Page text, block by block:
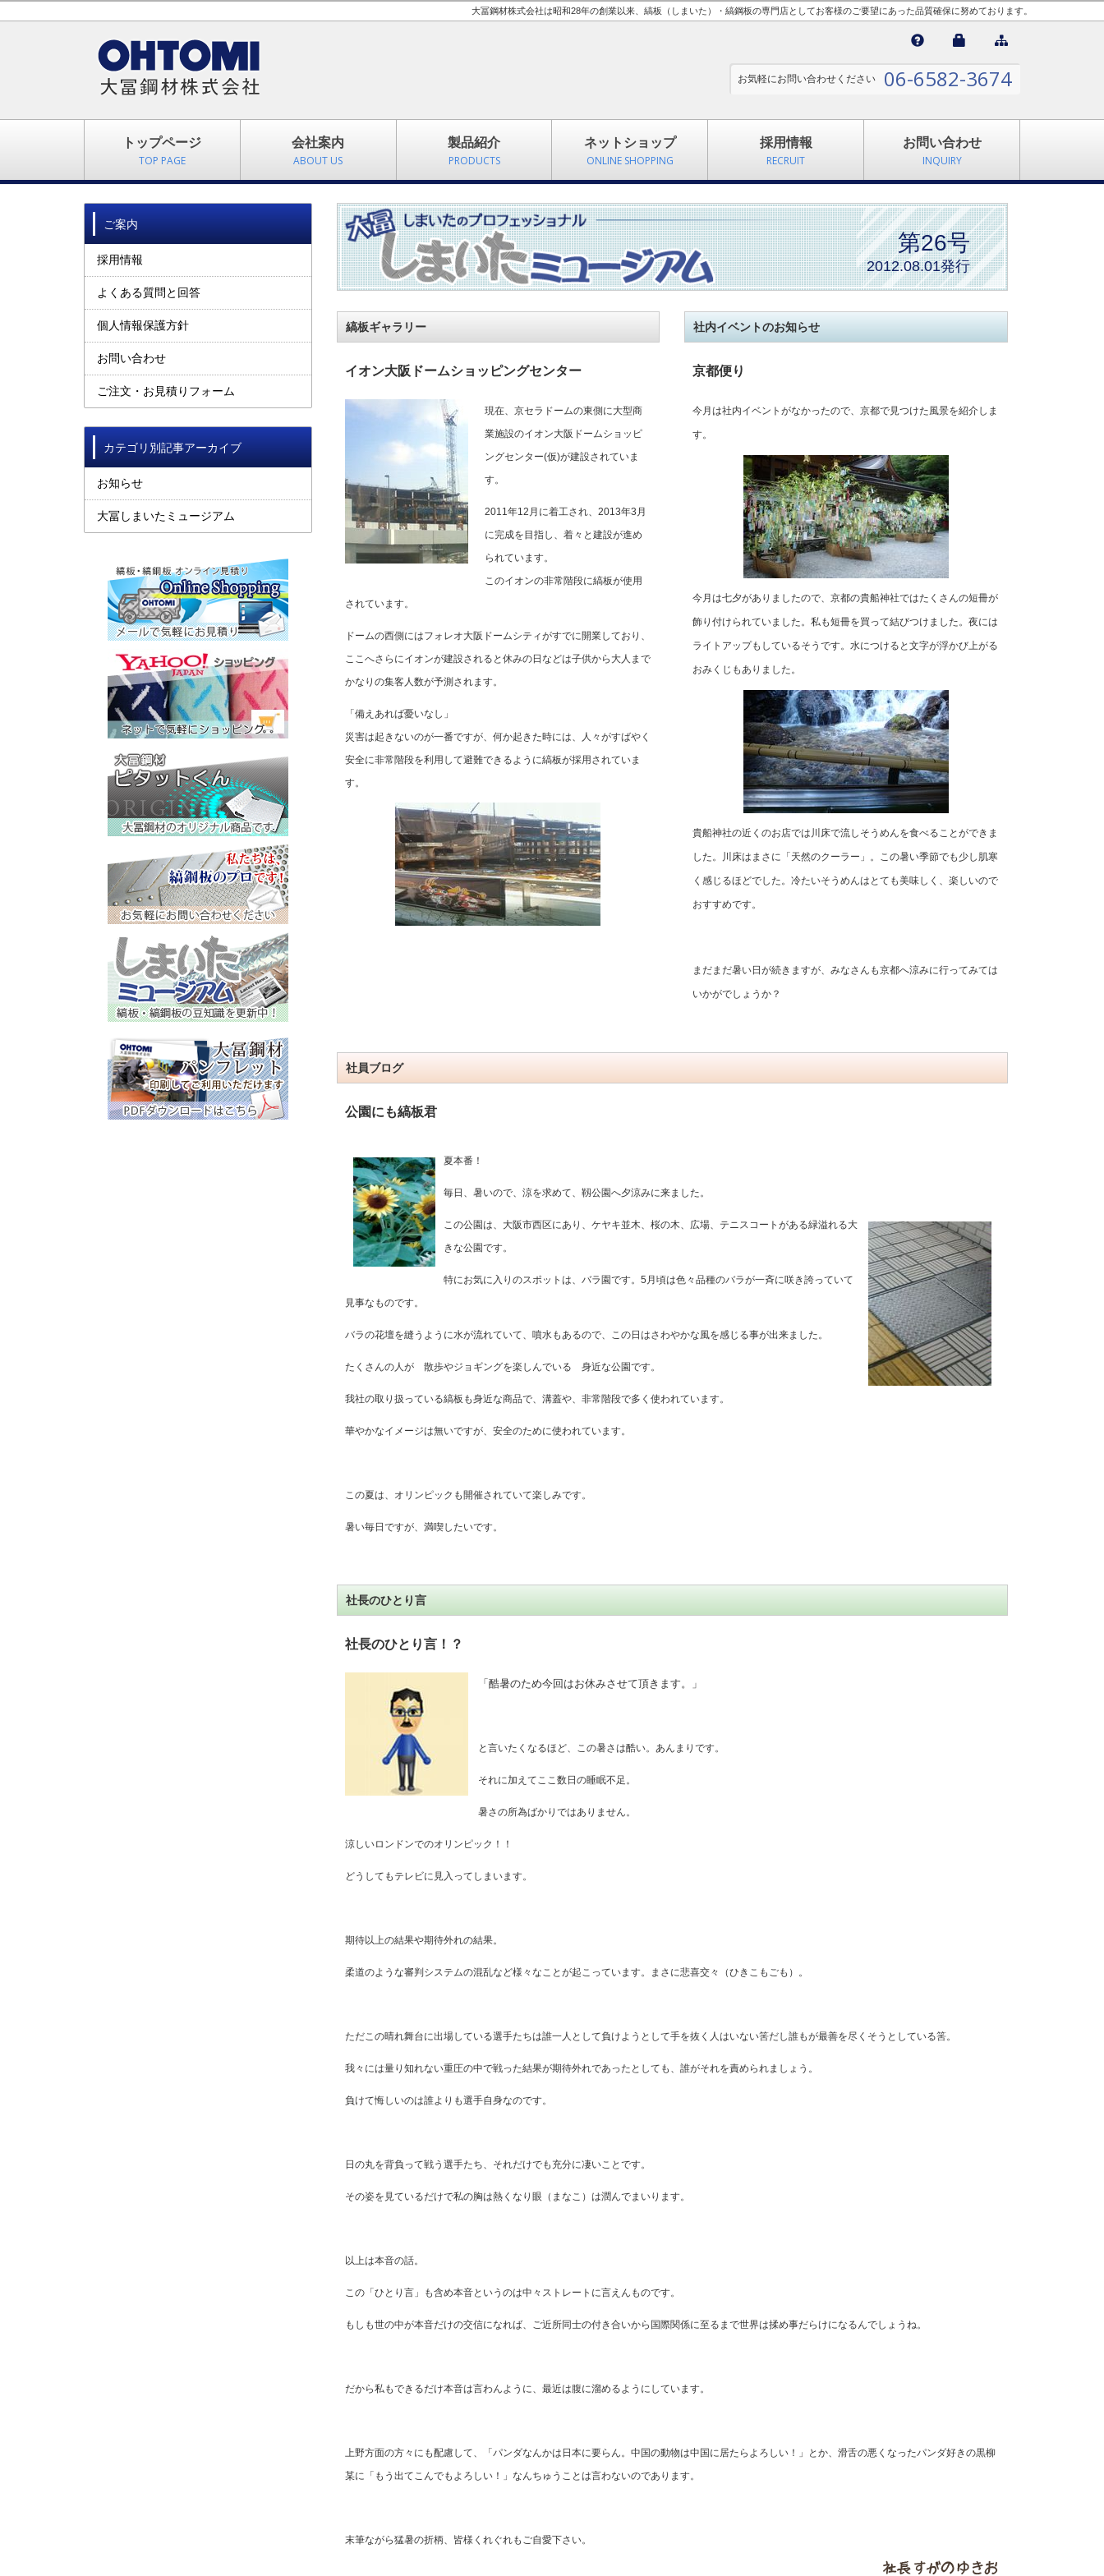
大冨鋼材株式会社は昭和28年の創業以来、縞板（しまいた）・縞鋼板の専門店としてお客様のご要望にあった品質確保に努めております。

お気軽にお問い合わせください 06-6582-3674
トップページ
TOP PAGE
会社案内
ABOUT US
製品紹介
PRODUCTS
ネットショップ
ONLINE SHOPPING
採用情報
RECRUIT
お問い合わせ
INQUIRY
第26号
2012.08.01発行
縞板ギャラリー
イオン大阪ドームショッピングセンター
現在、京セラドームの東側に大型商
業施設のイオン大阪ドームショッピ
ングセンター(仮)が建設されていま
す。
2011年12月に着工され、2013年3月
に完成を目指し、着々と建設が進め
られています。
このイオンの非常階段に縞板が使用
されています。
ドームの西側にはフォレオ大阪ドームシティがすでに開業しており、
ここへさらにイオンが建設されると休みの日などは子供から大人まで
かなりの集客人数が予測されます。
「備えあれば憂いなし」
災害は起きないのが一番ですが、何か起きた時には、人々がすばやく
安全に非常階段を利用して避難できるように縞板が採用されていま
す。
社内イベントのお知らせ
京都便り
今月は社内イベントがなかったので、京都で見つけた風景を紹介しま
す。
今月は七夕がありましたので、京都の貴船神社ではたくさんの短冊が
飾り付けられていました。私も短冊を買って結びつけました。夜には
ライトアップもしているそうです。水につけると文字が浮かび上がる
おみくじもありました。
貴船神社の近くのお店では川床で流しそうめんを食べることができま
した。川床はまさに「天然のクーラー」。 この暑い季節でも少し肌寒
く感じるほどでした。冷たいそうめんはとても美味しく、楽しいので
おすすめです。
まだまだ暑い日が続きますが、みなさんも京都へ涼みに行ってみては
いかがでしょうか？
社員ブログ
公園にも縞板君
夏本番！
毎日、暑いので、涼を求めて、靱公園へ夕涼みに来ました。
この公園は、大阪市西区にあり、ケヤキ並木、桜の木、広場、テニスコー トがある緑溢れる大
きな公園です。
特にお気に入りのスポットは、バラ園です。5月頃は色々品種のバラが一斉に咲き誇っていて
見事なものです。
バラの花壇を縫うように水が流れていて、噴水もあるので、この日はさわやかな風を感じる事が出来ました。
たくさんの人が 散歩やジョギングを楽しんでいる 身近な公園です。
我社の取り扱っている縞板も身近な商品で、溝蓋や、非常階段で多く使われています。
華やかなイメージは無いですが、安全のために使われています。
この夏は、オリンピックも開催されていて楽しみです。
暑い毎日ですが、満喫したいです。
社長のひとり言
社長のひとり言！？
「酷暑のため今回はお休みさせて頂きます。」
と言いたくなるほど、この暑さは酷い。あんまりです。
それに加えてここ数日の睡眠不足。
暑さの所為ばかりではありません。
涼しいロンドンでのオリンピック！！
どうしてもテレビに見入ってしまいます。
期待以上の結果や期待外れの結果。
柔道のような審判システムの混乱など様々なことが起こっています。まさに悲喜交々（ひきこもごも）。
ただこの晴れ舞台に出場している選手たちは誰一人として負けようとして手を抜く人はいない筈だし誰もが最善を尽くそうとしている筈。
我々には量り知れない重圧の中で戦った結果が期待外れであったとしても、誰がそれを責められましょう。
負けて悔しいのは誰よりも選手自身なのです。
日の丸を背負って戦う選手たち、それだけでも充分に凄いことです。
その姿を見ているだけで私の胸は熱くなり眼（まなこ）は潤んでまいります。
以上は本音の話。
この「ひとり言」も含め本音というのは中々ストレートに言えんものです。
もしも世の中が本音だけの交信になれば、ご近所同士の付き合いから国際関係に至るまで世界は揉め事だらけになるんでしょうね。
だから私もできるだけ本音は言わんように、最近は腹に溜めるようにしています。
上野方面の方々にも配慮して、「パンダなんかは日本に要らん。中国の動物は中国に居たらよろしい！」とか、滑舌の悪くなったパンダ好きの黒柳
某に「もう出てこんでもよろしい！」なんちゅうことは言わないのであります。
末筆ながら猛暑の折柄、皆様くれぐれもご自愛下さい。
ご案内
採用情報
よくある質問と回答
個人情報保護方針
お問い合わせ
ご注文・お見積りフォーム
カテゴリ別記事アーカイブ
お知らせ
大冨しまいたミュージアム